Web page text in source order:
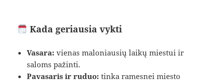
Kada geriausia vykti
Vasara: vienas maloniausių laikų miestui ir
saloms pažinti.
Pavasaris ir ruduo: tinka ramesnei miesto